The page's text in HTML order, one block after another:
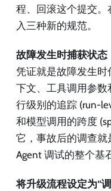
程、回滚这个提交。
入三种新的规范。
故障发生时捕获状态
凭证就是故障发生
下文、工具调用参
行级别的追踪 (run-
和模型调用的跨度
它，事故后的调查就
Agent 调试的整个基
将升级流程设定为“